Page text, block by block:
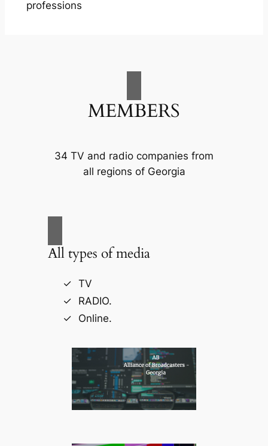
professions
MEMBERS
34 TV and radio companies from
all regions of Georgia
All types of media
TV
RADIO.
Online.